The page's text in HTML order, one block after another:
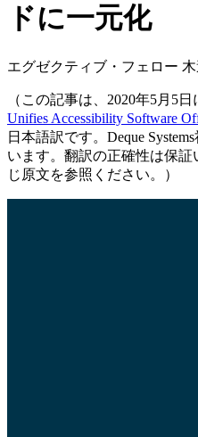
ドに一元化
エグゼクティブ・フェロー 木
（この記事は、2020年5月5
Unifies Accessibility Software
日本語訳です。Deque
います。翻訳の正確性は保
じ原文を参照ください。）